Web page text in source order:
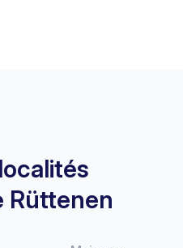
Rüttenen